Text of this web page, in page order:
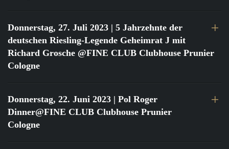
Donnerstag, 27. Juli 2023 | 5 Jahrzehnte der
deutschen Riesling-Legende Geheimrat J mit
Richard Grosche @FINE CLUB Clubhouse Prunier
Cologne
Donnerstag, 22. Juni 2023 | Pol Roger
Dinner@FINE CLUB Clubhouse Prunier
Cologne